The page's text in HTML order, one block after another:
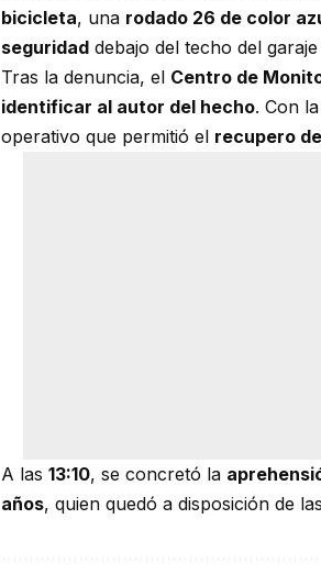
bicicleta, una rodado 26 de color
seguridad debajo del techo del
Tras la denuncia, el Centro de
identificar al autor del hecho. Con
operativo que permitió el recupero
A las 13:10, se concretó la
años, quien quedó a disposición de